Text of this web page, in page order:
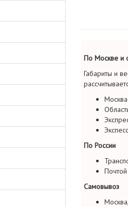
По Москве и
Габариты и
По России
Самовывоз